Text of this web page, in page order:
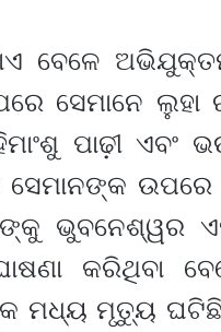
ବେଳେ
ସେମାନେ
ପାଢ଼ୀ ଏବଂ
ସେମାନଙ୍କ
ଭୁବନେଶ୍ୱର
କରିଥିବା
ମଧ୍ୟ ମୃତ୍ୟୁ